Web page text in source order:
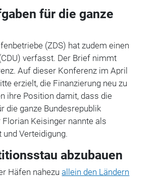
für die ganze
(ZDS) hat zudem einen
verfasst. Der Brief nimmt
Auf dieser Konferenz im April
erzielt, die Finanzierung neu zu
ihre Position damit, dass die
die ganze Bundesrepublik
Keisinger nannte als
Verteidigung.
abzubauen
Häfen nahezuallein den Ländern